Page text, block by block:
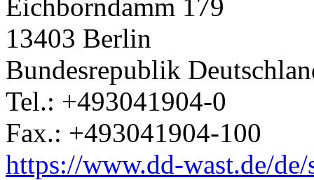
Eichborndamm 179
13403 Berlin
Bundesrepublik
Tel.: +493041904-0
Fax.: +493041904-100
https://www.dd-wast.de/